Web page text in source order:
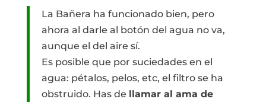
La Bañera ha funcionado bien, pero
ahora al darle al botón del agua no va,
aunque el del aire sí.
Es posible que por suciedades en el
agua: pétalos, pelos, etc, el filtro se ha
obstruido. Has de llamar al ama de